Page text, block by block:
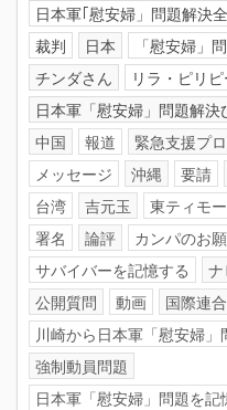
日本軍｢慰安婦」問題解決
裁判
日本
「慰安婦」
チンダさん
リラ・ピリ
日本軍「慰安婦」問題解
中国
報道
緊急支援プ
メッセージ
沖縄 要請
台湾
吉元玉 東ティモ
署名
論評 カンパのお
サバイバーを記憶する
公開質問
動画
国際連合
川崎から日本軍「慰安婦
強制動員問題
日本軍「慰安婦」問題を